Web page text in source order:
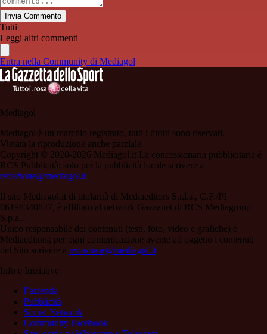
Invia Commento
Tutti
Leggi altri commenti
Entra nella Community di Mediagol
Mediagol
Mediagol è un marchio registrato, tutti i diritti sono riservati.
Vietata la riproduzione anche parziale.
Copyright © 2020-2026 Mediagol.it La concessionaria pubblicitaria è
RCS Pubblicità; solo per la pubblicità locale scrivere a
redazione@mediagol.it
Il sito Mediagol.it di titolarità di Mediaeditors S.r.l.s., C.F./PI
06198340827, è affiliato al network Gazzanet di RCS Mediagroup
S.p.a..
Unico responsabile dei contenuti (testi, foto, video e grafiche) è
Mediaeditors; per ogni comunicazione avente ad oggetto i contenuti
del Sito scrivere a redazione@mediagol.it
Info e Iniziative
l’azienda
Pubblicità
Social Network
Community Facebook